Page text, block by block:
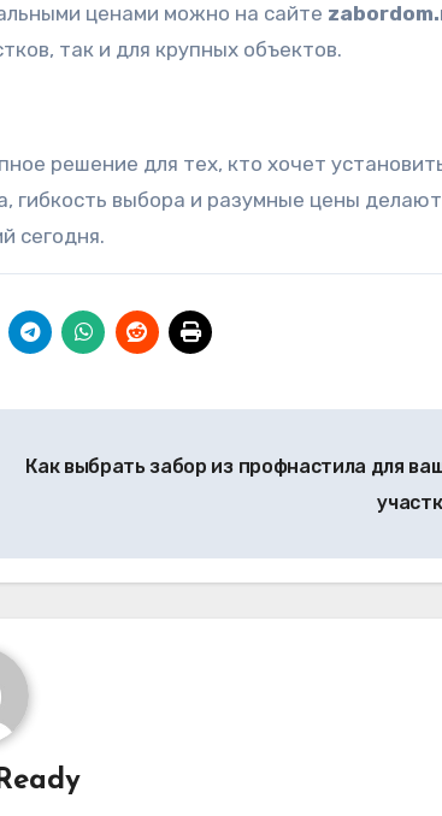
ценами можно на сайте
так и для крупных объектов.
решение для тех, кто хочет
выбора и разумные цены делают
сегодня.
Как выбрать забор из профнастила для